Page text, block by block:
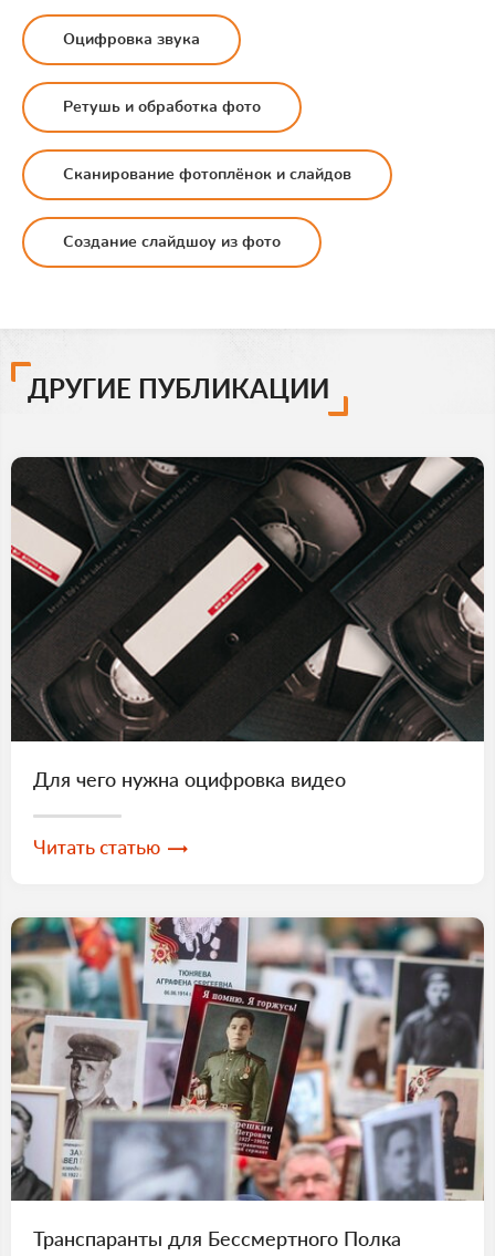
Оцифровка звука
Ретушь и обработка фото
Сканирование фотоплёнок и слайдов
Создание слайдшоу из фото
ДРУГИЕ ПУБЛИКАЦИИ
Для чего нужна оцифровка видео
Читать статью
Транспаранты для Бессмертного Полка